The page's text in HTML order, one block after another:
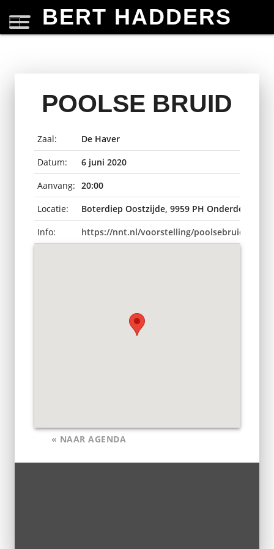
BERT HADDERS
POOLSE BRUID
Zaal:
De Haver
Datum:
6 juni 2020
Aanvang: 20:00
Locatie:
Boterdiep Oostzijde, 9959 PH Onderdendam,
Info:
https://nnt.nl/voorstelling/poolsebruid/
« NAAR AGENDA